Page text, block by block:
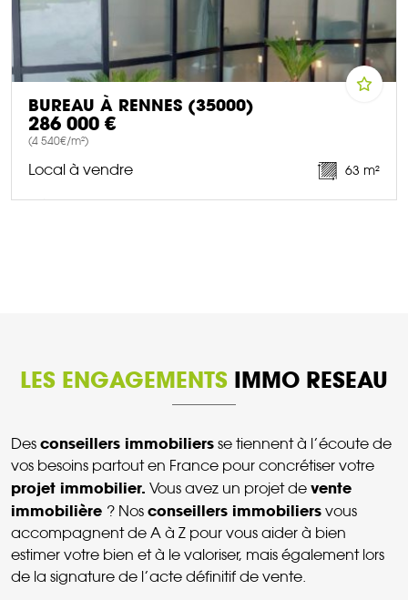
BUREAU À RENNES (35000)
286 000 €
(4 540€/m²)
Local à vendre 63 m²
LES ENGAGEMENTS IMMO RESEAU
Des conseillers immobiliers se tiennent à l’écoute de
vos besoins partout en France pour concrétiser votre
projet immobilier. Vous avez un projet de vente
immobilière ? Nos conseillers immobiliers vous
accompagnent de A à Z pour vous aider à bien
estimer votre bien et à le valoriser, mais également lors
de la signature de l’acte définitif de vente.